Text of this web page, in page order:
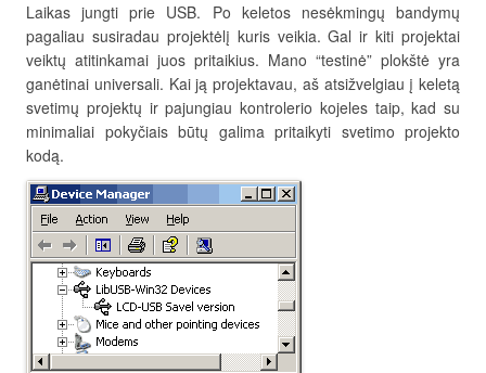
Laikas jungti prie USB. Po keletos nesėkmingų bandymų
pagaliau susiradau projektėlį kuris veikia. Gal ir kiti projektai
veiktų atitinkamai juos pritaikius. Mano “testinė” plokštė yra
ganėtinai universali. Kai ją projektavau, aš atsižvelgiau į keletą
svetimų projektų ir pajungiau kontrolerio kojeles taip, kad su
minimaliai pokyčiais būtų galima pritaikyti svetimo projekto
kodą.